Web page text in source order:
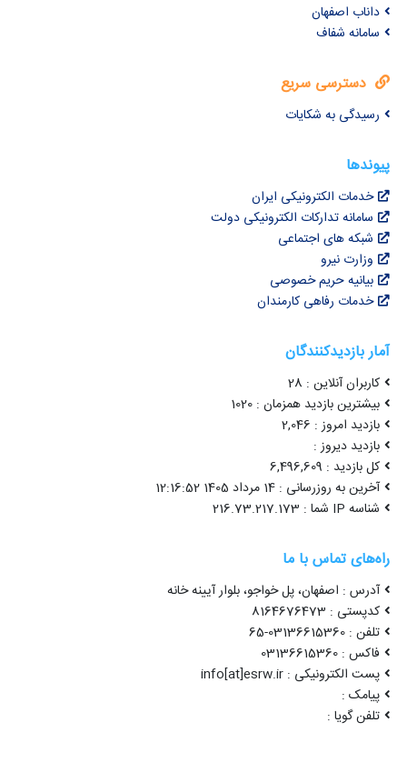
داناب اصفهان
سامانه شفاف
دسترسی سریع
رسیدگی به شکایات
پیوندها
خدمات الکترونیکی ایران
سامانه تدارکات الکترونیکی دولت
شبکه های اجتماعی
وزارت نیرو
بیانیه حریم خصوصی
خدمات رفاهی کارمندان
آمار بازدیدکنندگان
کاربران آنلاین : 28
بیشترین بازدید همزمان : 1020
بازدید امروز : 2,046
بازدید دیروز :
کل بازدید : 6,496,609
آخرین به روزرسانی : 14 مرداد 1405 12:16:52
شناسه IP شما : 216.73.217.173
راه‌های تماس با ما
آدرس : اصفهان، پل خواجو، بلوار آیینه خانه
کدپستی : 8164676473
تلفن : 03136615360-65
فاکس : 03136615360
پست الکترونیکی : info[at]esrw.ir
پیامک :
تلفن گویا :